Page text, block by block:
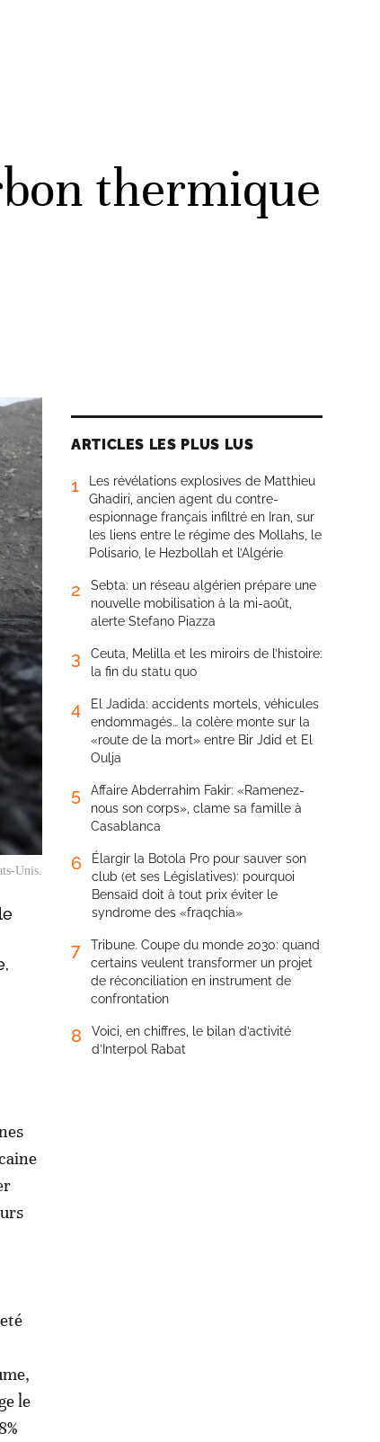
thermique
Unis.
le
ARTICLES LES PLUS LUS
1
Les révélations explosives de Matthieu
Ghadiri, ancien agent du contre-
espionnage français infiltré en Iran, sur
les liens entre le régime des Mollahs, le
Polisario, le Hezbollah et l’Algérie
2
Sebta: un réseau algérien prépare une
nouvelle mobilisation à la mi-août,
alerte Stefano Piazza
3
Ceuta, Melilla et les miroirs de l’histoire:
la fin du statu quo
4
El Jadida: accidents mortels, véhicules
endommagés… la colère monte sur la
«route de la mort» entre Bir Jdid et El
Oulja
5
Affaire Abderrahim Fakir: «Ramenez-
nous son corps», clame sa famille à
Casablanca
6
Élargir la Botola Pro pour sauver son
club (et ses Législatives): pourquoi
Bensaïd doit à tout prix éviter le
syndrome des «fraqchia»
7
Tribune. Coupe du monde 2030: quand
certains veulent transformer un projet
de réconciliation en instrument de
confrontation
8
Voici, en chiffres, le bilan d’activité
d’Interpol Rabat